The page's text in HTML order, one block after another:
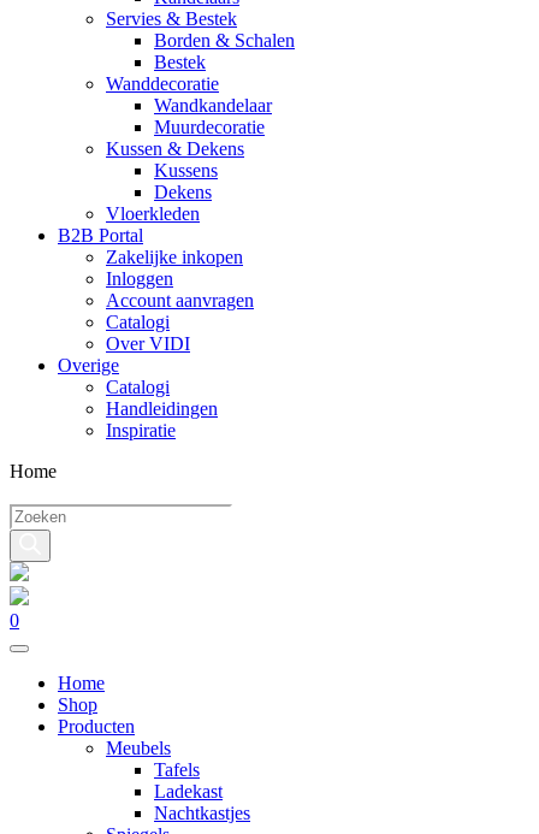
Servies & Bestek
Borden & Schalen
Bestek
Wanddecoratie
Wandkandelaar
Muurdecoratie
Kussen & Dekens
Kussens
Dekens
Vloerkleden
B2B Portal
Zakelijke inkopen
Inloggen
Account aanvragen
Catalogi
Over VIDI
Overige
Catalogi
Handleidingen
Inspiratie
Home
Producten
zoeken
0
Home
Shop
Producten
Meubels
Tafels
Ladekast
Nachtkastjes